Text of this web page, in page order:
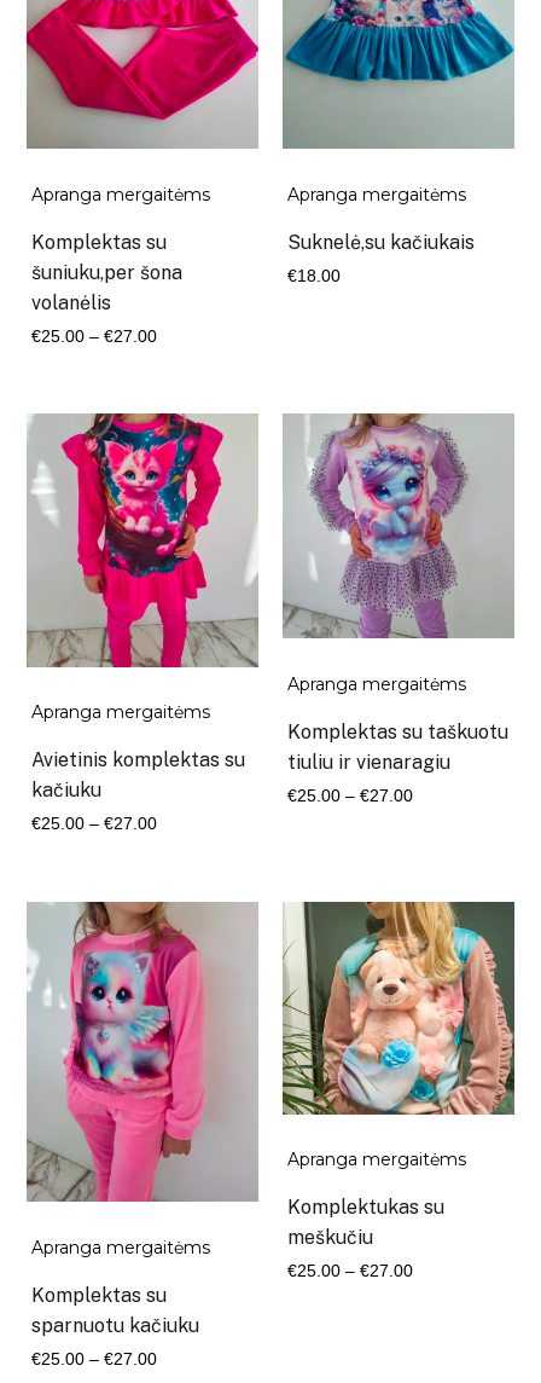
Apranga mergaitėms
Komplektas su
šuniuku,per šona
volanėlis
€25.00 – €27.00Kaina
through
€27.00
Apranga mergaitėms
Suknelė,su kačiukais
€18.00
Apranga mergaitėms
Avietinis komplektas su
kačiuku
€25.00 – €27.00Kaina
through
€27.00
Apranga mergaitėms
Komplektas su taškuotu
tiuliu ir vienaragiu
€25.00 – €27.00Kaina
€27.00
Apranga mergaitėms
Komplektas su
sparnuotu kačiuku
€25.00 – €27.00Kaina
Apranga mergaitėms
Komplektukas su
meškučiu
€25.00 – €27.00Kaina